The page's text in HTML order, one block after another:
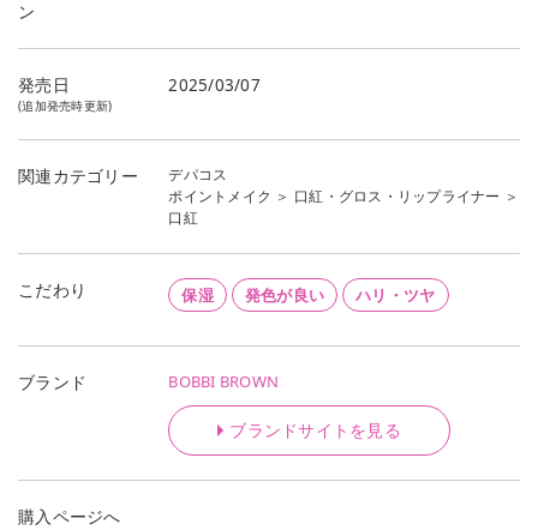
ン
発売日
(追加発売時更新)
2025/03/07
関連カテゴリー
デパコス
ポイントメイク ＞ 口紅・グロス・リップライナー ＞
口紅
こだわり 保湿 発色が良い ハリ・ツヤ
ブランド BOBBI BROWN
ブランドサイトを見る
購入ページへ